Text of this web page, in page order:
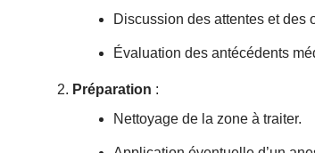
Discussion des attentes et des
Évaluation des antécédents
Préparation :
Nettoyage de la zone à traiter.